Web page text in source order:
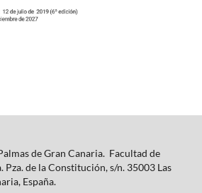
de Gran Canaria. Facultad de
Pza. de la Constitución, s/n. 35003 Las
España.